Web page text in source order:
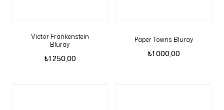
Victor Frankenstein
Bluray
₺1.250,00
Paper Towns Bluray
₺1.000,00